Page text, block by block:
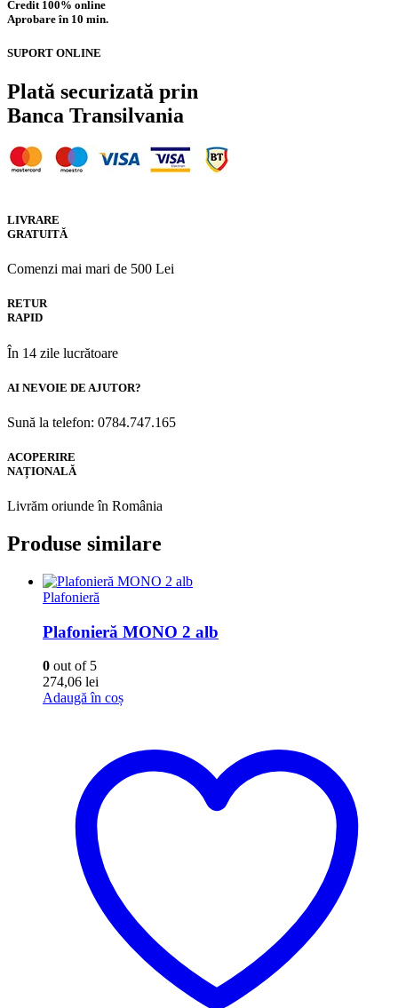
Credit 100% online
Aprobare în 10 min.
SUPORT ONLINE
Plată securizată prin
Banca Transilvania
LIVRARE
GRATUITĂ
Comenzi mai mari de 500 Lei
RETUR
RAPID
În 14 zile lucrătoare
AI NEVOIE DE AJUTOR?
Sună la telefon: 0784.747.165
ACOPERIRE
NAȚIONALĂ
Livrăm oriunde în România
Produse similare
Plafonieră
Plafonieră MONO 2 alb
0 out of 5
274,06 lei
Adaugă în coș